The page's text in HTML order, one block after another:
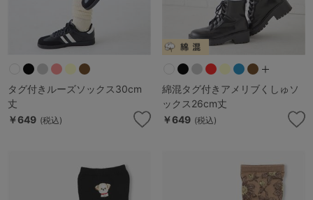
タグ付きルーズソックス30cm
丈
￥649 (税込)
綿混タグ付きアメリブくしゅソ
ックス26cm丈
￥649 (税込)